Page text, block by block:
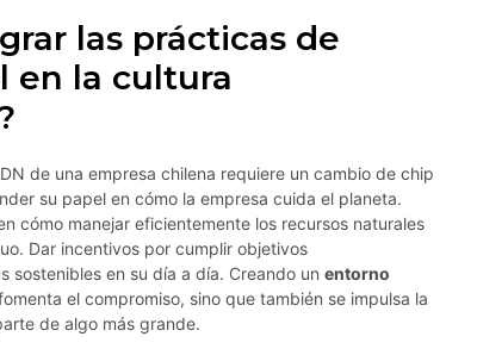
las prácticas de
en la cultura
de una empresa chilena requiere un cambio de chip
su papel en cómo la empresa cuida el planeta.
cómo manejar eficientemente los recursos naturales
Dar incentivos por cumplir objetivos
sostenibles en su día a día. Creando un entorno
el compromiso, sino que también se impulsa la
de algo más grande.